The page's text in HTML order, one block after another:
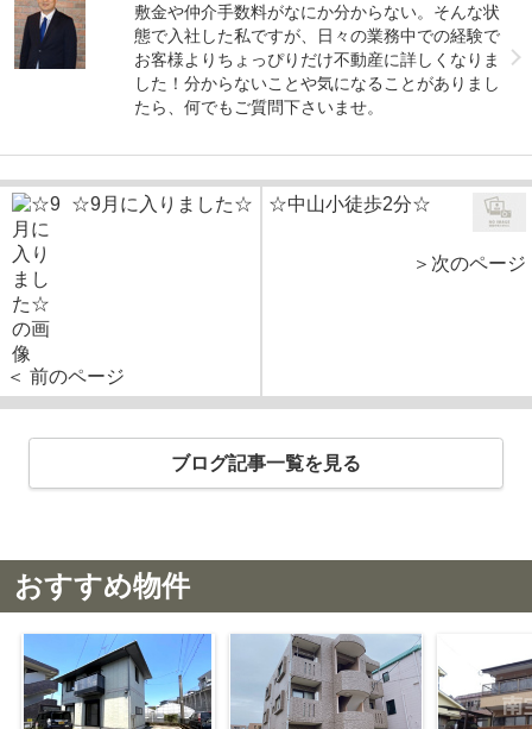
敷金や仲介手数料がなにか分からない。そんな状
態で入社した私ですが、日々の業務中での経験で
お客様よりちょっぴりだけ不動産に詳しくなりま
した！分からないことや気になることがありまし
たら、何でもご質問下さいませ。
☆9月に入りました☆
＜ 前のページ
☆中山小徒歩2分☆
＞次のページ
ブログ記事一覧を見る
おすすめ物件